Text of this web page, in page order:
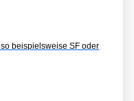
beispielsweise SF oder